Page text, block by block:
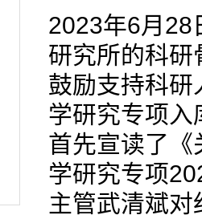
2023年6月28
研究所的科研
鼓励支持科研
学研究专项入
首先宣读了《
学研究专项
主管武清斌